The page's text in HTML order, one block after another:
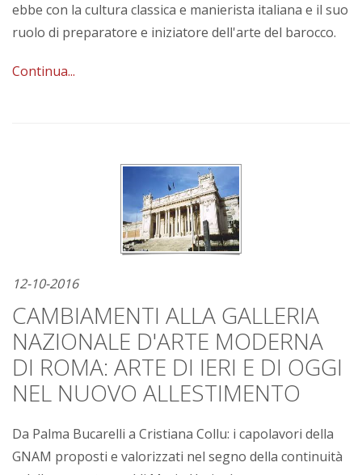
ebbe con la cultura classica e manierista italiana e il suo
ruolo di preparatore e iniziatore dell'arte del barocco.
Continua...
12-10-2016
CAMBIAMENTI ALLA GALLERIA
NAZIONALE D'ARTE MODERNA
DI ROMA: ARTE DI IERI E DI OGGI
NEL NUOVO ALLESTIMENTO
Da Palma Bucarelli a Cristiana Collu: i capolavori della
GNAM proposti e valorizzati nel segno della continuità